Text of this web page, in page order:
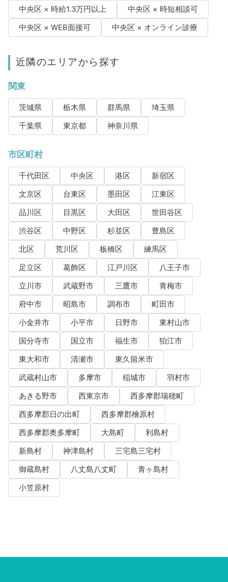
中央区 × 時給1.3万円以上
中央区 × 時短相談可
中央区 × WEB面接可
中央区 × オンライン診療
近隣のエリアから探す
関東
茨城県 栃木県 群馬県
埼玉県
千葉県
東京都 神奈川県
市区町村
千代田区 中央区 港区
新宿区
文京区
台東区 墨田区
江東区
品川区
目黒区 大田区
世田谷区
渋谷区
中野区 杉並区
豊島区
北区
荒川区 板橋区
練馬区
足立区
葛飾区 江戸川区
八王子市
立川市
武蔵野市 三鷹市
青梅市
府中市
昭島市 調布市
町田市
小金井市
小平市 日野市
東村山市
国分寺市
国立市 福生市
狛江市
東大和市
清瀬市
東久留米市
武蔵村山市
多摩市 稲城市
羽村市
あきる野市
西東京市
西多摩郡瑞穂町
西多摩郡日の出町
西多摩郡檜原村
西多摩郡奥多摩町
大島町
利島村
新島村
神津島村
三宅島三宅村
御蔵島村
八丈島八丈町
青ヶ島村
小笠原村